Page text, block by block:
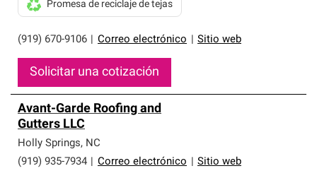
(919) 670-9106 Correo electrónico Sitio web
Promesa de reciclaje de tejas
Solicitar una cotización
Avant-Garde Roofing and
Gutters LLC
Holly Springs, NC
(919) 935-7934
Correo electrónico Sitio web